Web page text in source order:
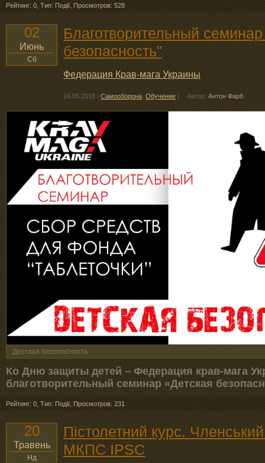
Рейтинг: 0 Тип: Події Просмотров: 528
02
Июнь
Сб
Благотворительный
безопасность"
Федерация Крав-мага Украины
16.05.2018 | Самооборона Обучение | Автор: Антон Фарб
Детская безопасность
Ко Дню защиты детей – Федерация крав-мага
благотворительный семинар «Детская
Рейтинг: 0 Тип: Події Просмотров: 231
20
Травень
Нд
Пістолетний курс.
МКПС IPSC